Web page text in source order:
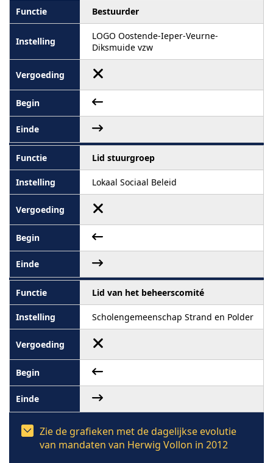
Bestuurder
LOGO Oostende-Ieper-Veurne-
Diksmuide vzw
Lid stuurgroep
Lokaal Sociaal Beleid
Lid van het beheerscomité
Scholengemeenschap Strand en Polder
Zie de grafieken met de dagelijkse evolutie
van mandaten van Herwig Vollon in 2012